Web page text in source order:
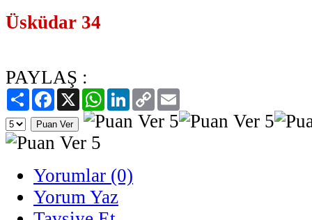
Üsküdar 34
PAYLAŞ :
PaylaşFacebook
X WhatsAppLinkedIn
Copy
Link
Yorumlar (0)
Yorum Yaz